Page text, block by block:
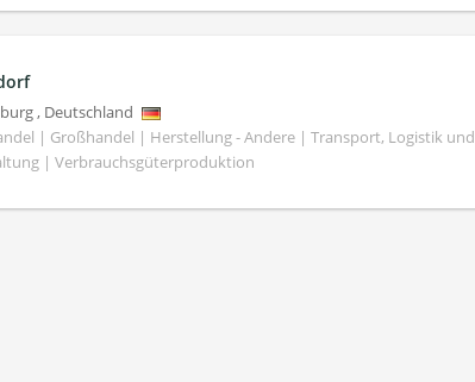
, Deutschland
| Großhandel | Herstellung - Andere | Transport, Logistik und
| Verbrauchsgüterproduktion